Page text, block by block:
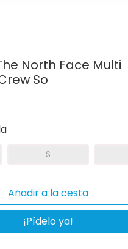
North Face Multi
So
S
¡Pídelo ya!